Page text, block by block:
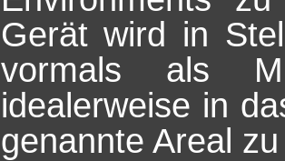
Gerät wird in
vormals als
idealerweise in
genannte Areal